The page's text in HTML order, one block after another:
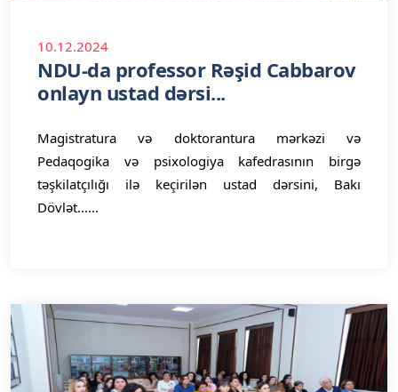
10.12.2024
NDU-da professor Rəşid Cabbarov
onlayn ustad dərsi...
Magistratura və doktorantura mərkəzi və
Pedaqogika və psixologiya kafedrasının birgə
təşkilatçılığı ilə keçirilən ustad dərsini, Bakı
Dövlət......